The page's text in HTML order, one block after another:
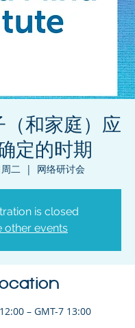
（和家庭）应
定的时期
二
  |
网络研讨会
is closed
other events
– GMT-7 13:00